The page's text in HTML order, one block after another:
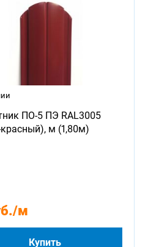
ПО-5 ПЭ RAL3005
м (1,80м)
/м
Купить